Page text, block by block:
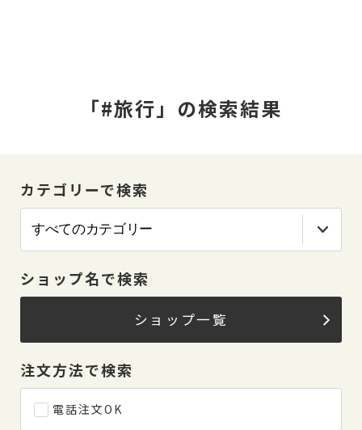
「#旅行」の検索結果
カテゴリーで検索
ショップ名で検索
ショップ一覧
注文方法で検索
電話注文OK